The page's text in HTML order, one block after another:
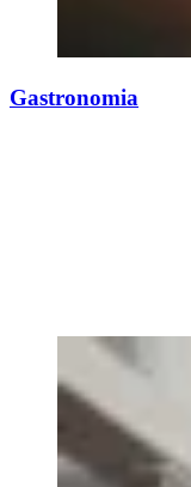
Gastronomia